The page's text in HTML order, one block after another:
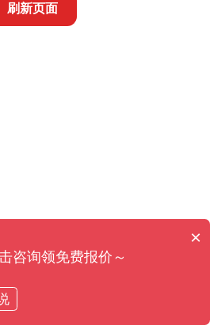
刷新页面
×
咨询领免费报价～